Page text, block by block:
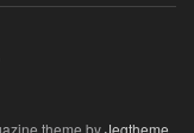
theme byJegtheme